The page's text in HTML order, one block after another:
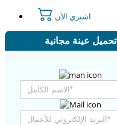
اشتري الآن
تحميل عينة مجانية